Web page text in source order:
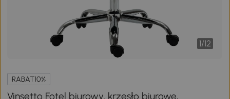
1/12
RABAT10%
Vinsetto Fotel biurowy, krzesło biurowe,